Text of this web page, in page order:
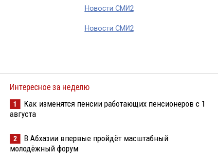
Новости СМИ2
Новости СМИ2
Интересное за неделю
1
Как изменятся пенсии работающих пенсионеров с 1
августа
2
В Абхазии впервые пройдёт масштабный
молодёжный форум